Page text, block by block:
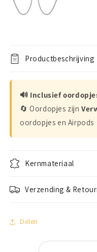
Productbeschrijving
🔊 Inclusief
🔄 Oordopjes zijn
oordopjes en Airpods
Kernmateriaal
Verzending &
Delen